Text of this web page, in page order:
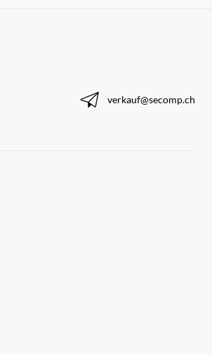
verkauf@secomp.ch